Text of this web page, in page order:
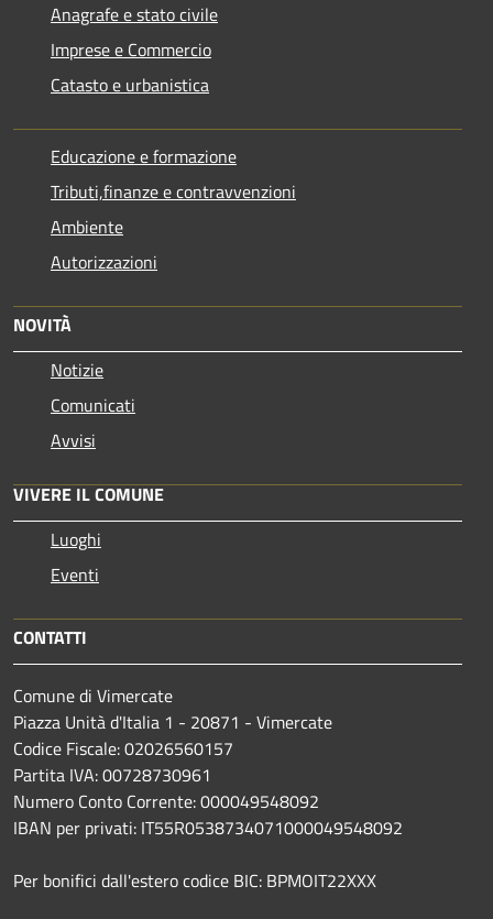
Anagrafe e stato civile
Imprese e Commercio
Catasto e urbanistica
Educazione e formazione
Tributi,finanze e contravvenzioni
Ambiente
Autorizzazioni
NOVITÀ
Notizie
Comunicati
Avvisi
VIVERE IL COMUNE
Luoghi
Eventi
CONTATTI
Comune di Vimercate
Piazza Unità d'Italia 1 - 20871 - Vimercate
Codice Fiscale: 02026560157
Partita IVA: 00728730961
Numero Conto Corrente: 000049548092
IBAN per privati: IT55R0538734071000049548092
Per bonifici dall'estero codice BIC: BPMOIT22XXX